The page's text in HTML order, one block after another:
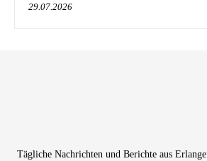
29.07.2026
Tägliche Nachrichten und Berichte aus